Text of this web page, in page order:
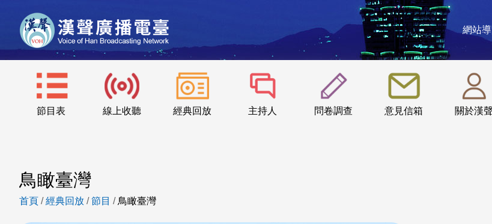
網站
節目表 線上收聽 經典回放 主持人 問卷調查 意見信箱 關於漢
:::
鳥瞰臺灣
首頁 /經典回放 /節目 / 鳥瞰臺灣